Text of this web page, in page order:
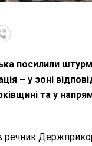
посилили
– у зоні
та у
речник